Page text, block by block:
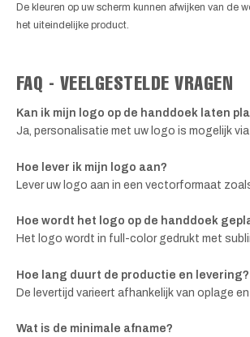
De kleuren op uw scherm kunnen afwijken van de
het uiteindelijke product.
FAQ - VEELGESTELDE VRAGEN
Kan ik mijn logo op de handdoek laten
Ja, personalisatie met uw logo is mogelijk
Hoe lever ik mijn logo aan?
Lever uw logo aan in een vectorformaat
Hoe wordt het logo op de handdoek
Het logo wordt in full-color gedrukt met
Hoe lang duurt de productie en levering?
De levertijd varieert afhankelijk van oplage
Wat is de minimale afname?